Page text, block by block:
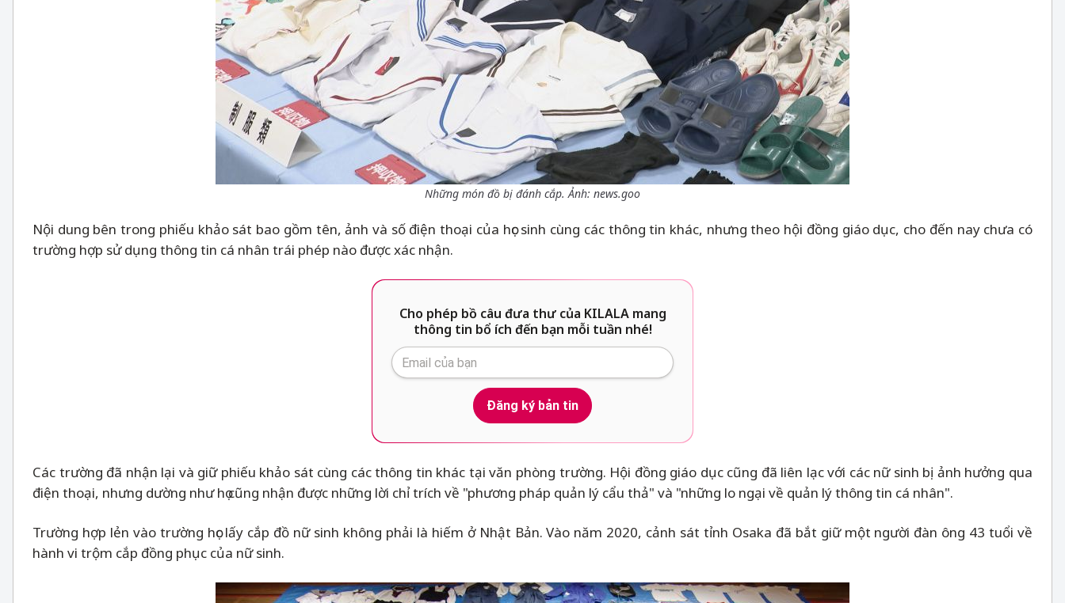
Những món đồ bị đánh cắp. Ảnh: news.goo
Nội dung bên trong phiếu khảo sát bao gồm tên, ảnh và số điện thoại của học sinh cùng các thông tin khác, nhưng theo hội đồng giáo dục, cho đến nay chưa có
trường hợp sử dụng thông tin cá nhân trái phép nào được xác nhận.
Cho phép bồ câu đưa thư của KILALA mang
thông tin bổ ích đến bạn mỗi tuần nhé!
Đăng ký bản tin
Các trường đã nhận lại và giữ phiếu khảo sát cùng các thông tin khác tại văn phòng trường. Hội đồng giáo dục cũng đã liên lạc với các nữ sinh bị ảnh hưởng qua
điện thoại, nhưng dường như họ cũng nhận được những lời chỉ trích về "phương pháp quản lý cẩu thả" và "những lo ngại về quản lý thông tin cá nhân".
Trường hợp lẻn vào trường học lấy cắp đồ nữ sinh không phải là hiếm ở Nhật Bản. Vào năm 2020, cảnh sát tỉnh Osaka đã bắt giữ một người đàn ông 43 tuổi về
hành vi trộm cắp đồng phục của nữ sinh.